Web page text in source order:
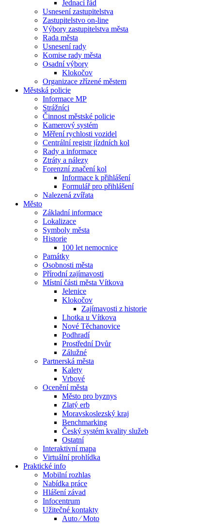
Jednací řád
Usnesení zastupitelstva
Zastupitelstvo on-line
Výbory zastupitelstva města
Rada města
Usnesení rady
Komise rady města
Osadní výbory
Klokočov
Organizace zřízené městem
Městská policie
Informace MP
Strážníci
Činnost městské policie
Kamerový systém
Měření rychlosti vozidel
Centrální registr jízdních kol
Rady a informace
Ztráty a nálezy
Forenzní značení kol
Informace k přihlášení
Formulář pro přihlášení
Nalezená zvířata
Město
Základní informace
Lokalizace
Symboly města
Historie
100 let nemocnice
Památky
Osobnosti města
Přírodní zajímavosti
Místní části města Vítkova
Jelenice
Klokočov
Zajímavosti z historie
Lhotka u Vítkova
Nové Těchanovice
Podhradí
Prostřední Dvůr
Zálužné
Partnerská města
Kalety
Vrbové
Ocenění města
Město pro byznys
Zlatý erb
Moravskoslezský kraj
Benchmarking
Český systém kvality služeb
Ostatní
Interaktivní mapa
Virtuální prohlídka
Praktické info
Mobilní rozhlas
Nabídka práce
Hlášení závad
Infocentrum
Užitečné kontakty
Auto ⁄ Moto